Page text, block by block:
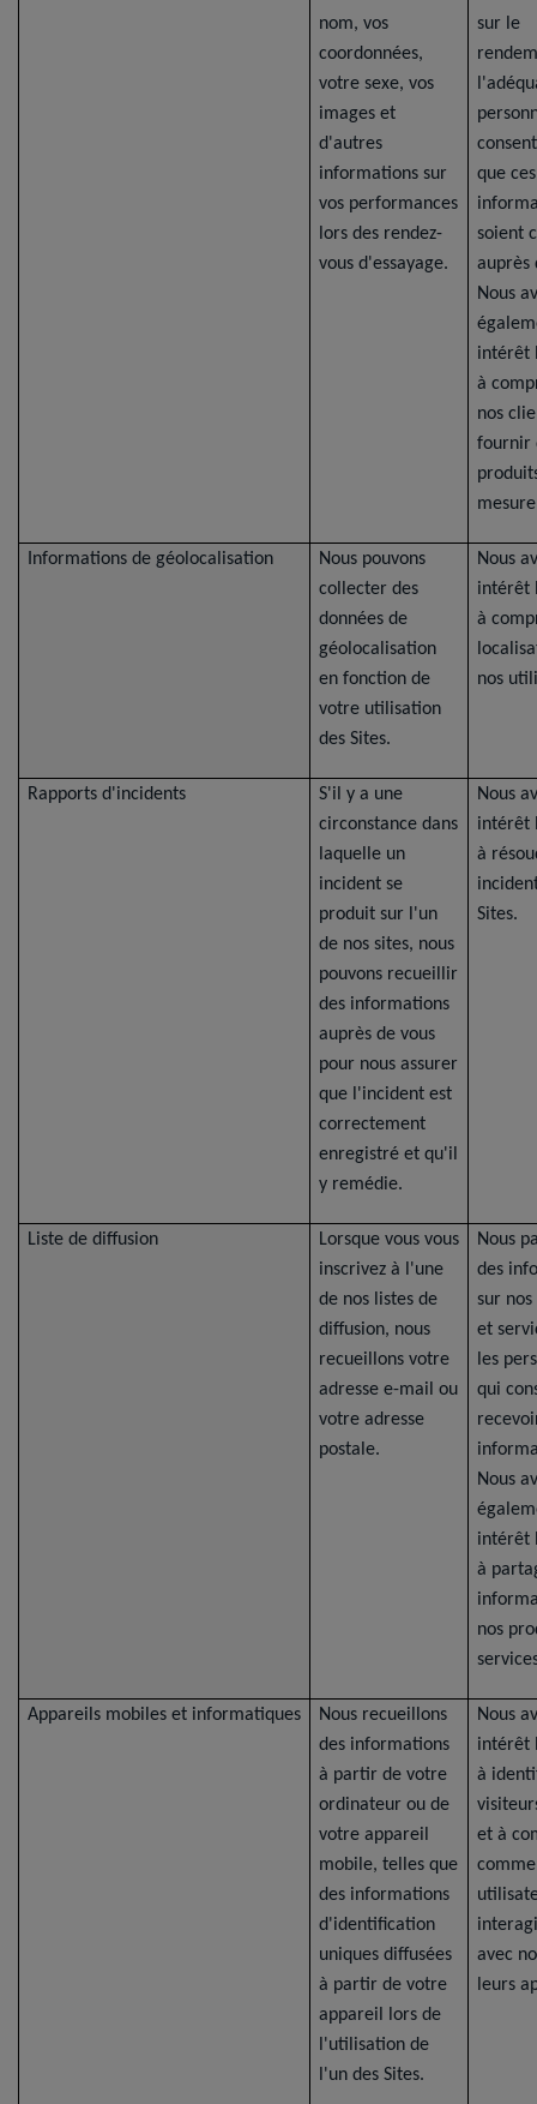
nom, vos
coordonnées,
votre sexe, vos
images et
d'autres
informations sur
vos performances
lors des rendez-
vous d'essayage.
sur le
que ces
soient
auprès
Nous
intérêt
à
nos
fournir
Informations de géolocalisation
Nous pouvons
collecter des
données de
géolocalisation
en fonction de
votre utilisation
des Sites.
Nous
intérêt
à
nos
Rapports d'incidents
S'il y a une
circonstance dans
laquelle un
incident se
produit sur l'un
de nos sites, nous
pouvons recueillir
des informations
auprès de vous
pour nous assurer
que l'incident est
correctement
enregistré et qu'il
y remédie.
Nous
intérêt
à
Sites.
Liste de diffusion
Lorsque vous vous
inscrivez à l'une
de nos listes de
diffusion, nous
recueillons votre
adresse e-mail ou
votre adresse
postale.
Nous
des
sur
et
les
qui
Nous
intérêt
à
nos
Appareils mobiles et informatiques
Nous recueillons
des informations
à partir de votre
ordinateur ou de
votre appareil
mobile, telles que
des informations
d'identification
uniques diffusées
à partir de votre
appareil lors de
l'utilisation de
l'un des Sites.
Nous
intérêt
à
et à
avec
leurs